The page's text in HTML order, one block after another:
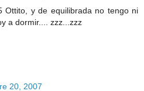
Ottito, y de equilibrada no tengo ni
a dormir.... zzz...zzz
20, 2007